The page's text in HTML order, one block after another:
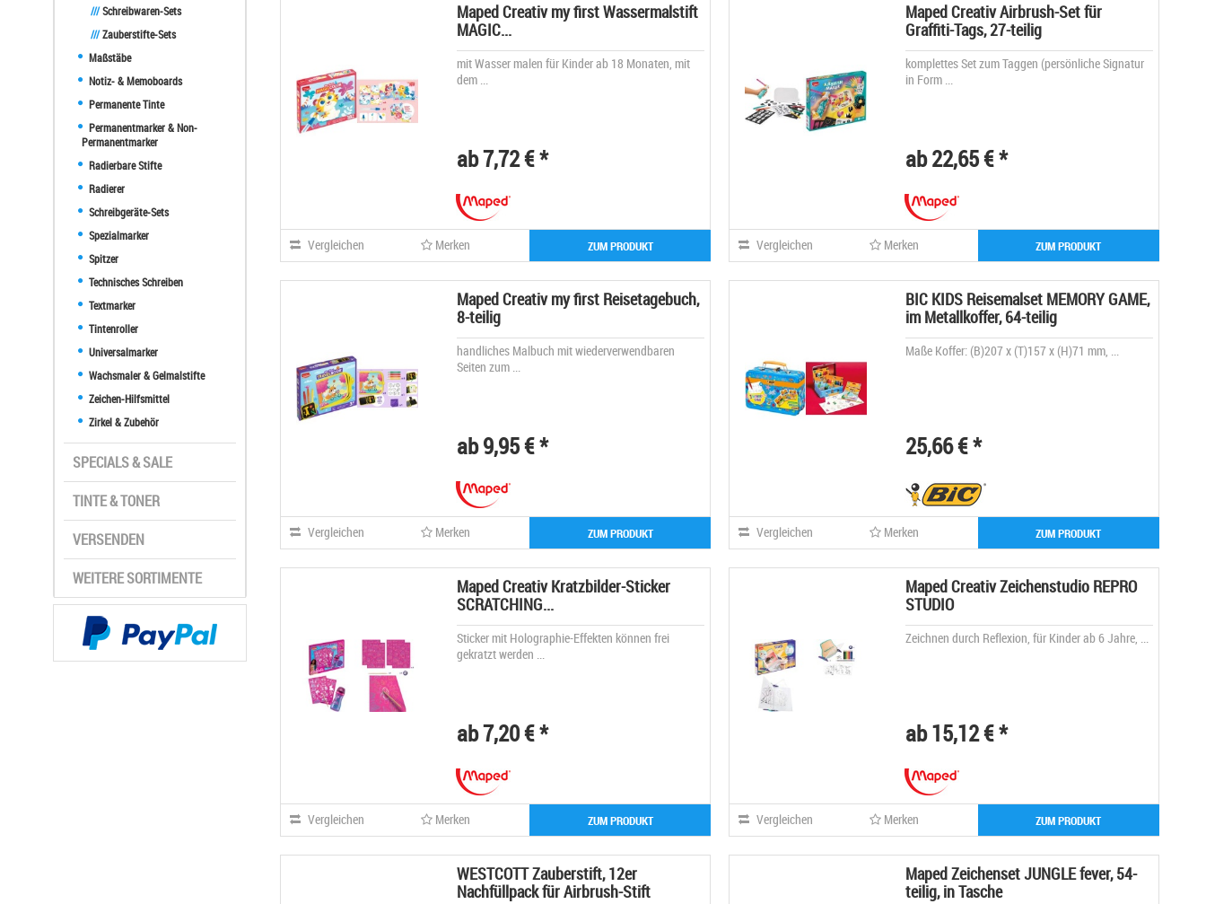
///Schreibwaren-Sets
///Zauberstifte-Sets
Maßstäbe
Notiz- & Memoboards
Permanente Tinte
Permanentmarker & Non-
Permanentmarker
Radierbare Stifte
Radierer
Schreibgeräte-Sets
Spezialmarker
Spitzer
Technisches Schreiben
Textmarker
Tintenroller
Universalmarker
Wachsmaler & Gelmalstifte
Zeichen-Hilfsmittel
Zirkel & Zubehör
SPECIALS & SALE
TINTE & TONER
VERSENDEN
WEITERE SORTIMENTE
Maped Creativ my first Wassermalstift
MAGIC...
mit Wasser malen für Kinder ab 18 Monaten, mit
dem ...
ab 7,72 € *
ZUM PRODUKT
Vergleichen Merken
Maped Creativ Airbrush-Set für
Graffiti-Tags, 27-teilig
komplettes Set zum Taggen (persönliche Signatur
in Form ...
ab 22,65 € *
ZUM PRODUKT
Vergleichen Merken
Maped Creativ my first Reisetagebuch,
8-teilig
handliches Malbuch mit wiederverwendbaren
Seiten zum ...
ab 9,95 € *
ZUM PRODUKT
Vergleichen Merken
BIC KIDS Reisemalset MEMORY GAME,
im Metallkoffer, 64-teilig
Maße Koffer: (B)207 x (T)157 x (H)71 mm, ...
25,66 € *
ZUM PRODUKT
Vergleichen Merken
Maped Creativ Kratzbilder-Sticker
SCRATCHING...
Sticker mit Holographie-Effekten können frei
gekratzt werden ...
ab 7,20 € *
ZUM PRODUKT
Vergleichen Merken
Maped Creativ Zeichenstudio REPRO
STUDIO
Zeichnen durch Reflexion, für Kinder ab 6 Jahre, ...
ab 15,12 € *
ZUM PRODUKT
Vergleichen Merken
WESTCOTT Zauberstift, 12er
Nachfüllpack für Airbrush-Stift
Maped Zeichenset JUNGLE fever, 54-
teilig, in Tasche